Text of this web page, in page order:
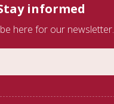
informed
here for our newsletter.